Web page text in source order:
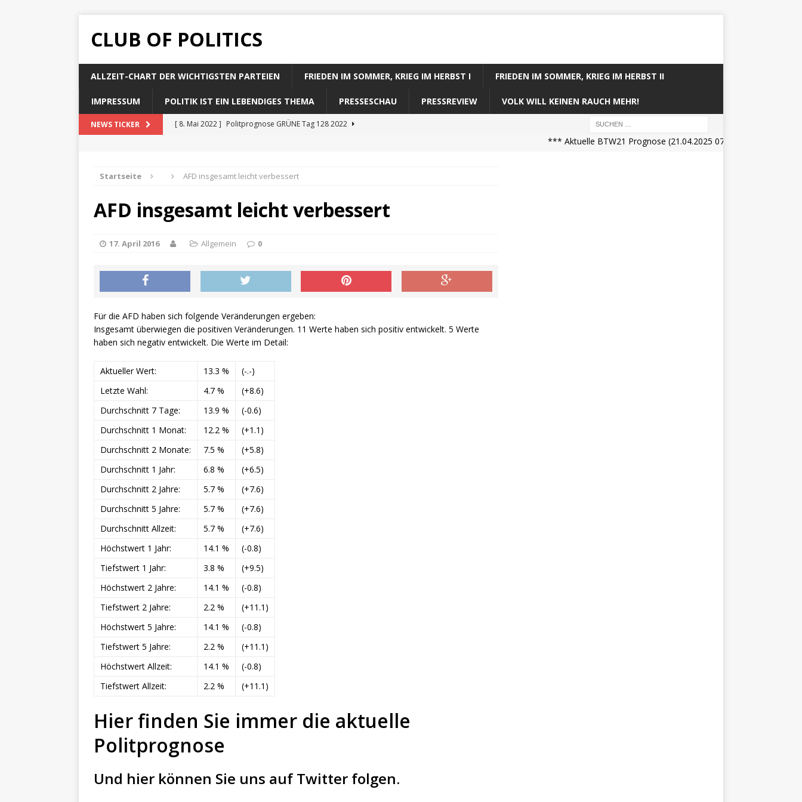
CLUB OF POLITICS
ALLZEIT-CHART DER WICHTIGSTEN PARTEIEN FRIEDEN IM SOMMER, KRIEG IM HERBST I FRIEDEN IM SOMMER, KRIEG IM HERBST II
IMPRESSUM POLITIK IST EIN LEBENDIGES THEMA PRESSESCHAU PRESSREVIEW VOLK WILL KEINEN RAUCH MEHR!
NEWS TICKER [ 8. Mai 2022 ] Politprognose GRÜNE Tag 128 2022
[ 8. Mai 2022 ] Politprognose SPD Tag 128 2022
*** Aktuelle BTW21 Prognose (21.04.2025 07:45:28 CET): CDU/
Startseite AFD insgesamt leicht verbessert
AFD insgesamt leicht verbessert
17. April 2016 Allgemein 0
Für die AFD haben sich folgende Veränderungen ergeben:
Insgesamt überwiegen die positiven Veränderungen. 11 Werte haben sich positiv entwickelt. 5 Werte
haben sich negativ entwickelt. Die Werte im Detail:
Aktueller Wert: 13.3 %
(-.-)
Letzte Wahl:
4.7 %
(+8.6)
Durchschnitt 7 Tage:
13.9 %
(-0.6)
Durchschnitt 1 Monat:
12.2 %
(+1.1)
Durchschnitt 2 Monate:
7.5 %
(+5.8)
Durchschnitt 1 Jahr:
6.8 %
(+6.5)
Durchschnitt 2 Jahre:
5.7 %
(+7.6)
Durchschnitt 5 Jahre:
5.7 %
(+7.6)
Durchschnitt Allzeit:
5.7 %
(+7.6)
Höchstwert 1 Jahr:
14.1 %
(-0.8)
Tiefstwert 1 Jahr:
3.8 %
(+9.5)
Höchstwert 2 Jahre:
14.1 %
(-0.8)
Tiefstwert 2 Jahre:
2.2 %
(+11.1)
Höchstwert 5 Jahre:
14.1 %
(-0.8)
Tiefstwert 5 Jahre:
2.2 %
(+11.1)
Höchstwert Allzeit:
14.1 %
(-0.8)
Tiefstwert Allzeit:
2.2 % (+11.1)
Hier finden Sie immer die aktuelle
Politprognose
Und hier können Sie uns auf Twitter folgen.